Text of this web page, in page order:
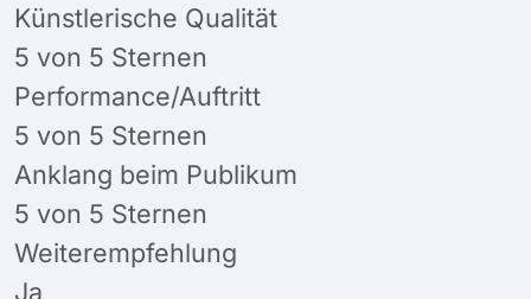
Künstlerische Qualität
5 von 5 Sternen
Performance/Auftritt
5 von 5 Sternen
Anklang beim Publikum
5 von 5 Sternen
Weiterempfehlung
Ja